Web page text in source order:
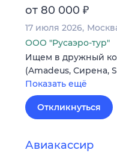
от 80 000 ₽
17 июля 2026
ООО "Русаэро-тур"
Ищем в дружный
(Amadeus, Сирена,
Показать ещё
Откликнуться
Авиакассир